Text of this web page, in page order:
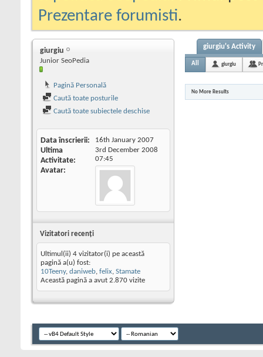
Prezentare forumisti.
giurgiu
Junior SeoPedia
Pagină Personală
Caută toate posturile
Caută toate subiectele deschise
Data înscrierii 16th January 2007
Ultima
Activitate
3rd December 2008
07:45
Avatar
Vizitatori recenţi
Ultimul(ii) 4 vizitator(i) pe această
pagină a(u) fost:
10Teeny, daniweb, felix, Stamate
Această pagină a avut 2.870 vizite
giurgiu's Activity
All giurgiu
No More Results